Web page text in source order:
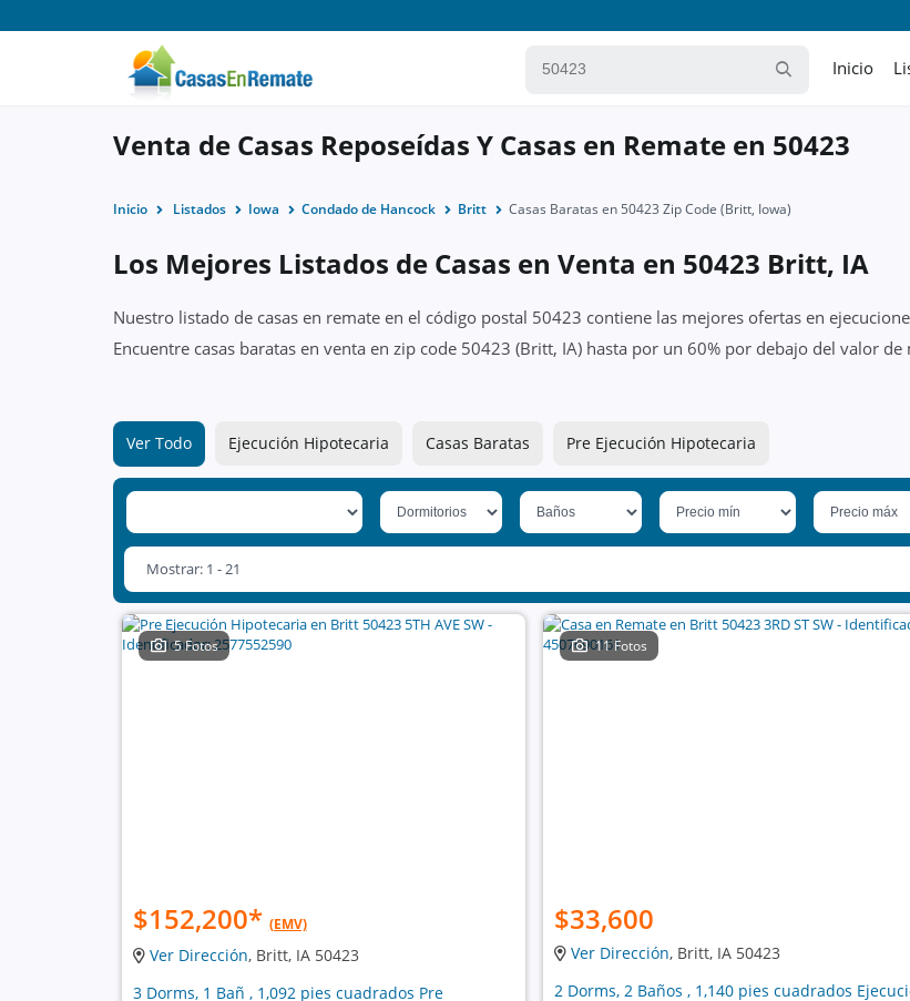
Inicio
Venta de Casas Reposeídas Y Casas en Remate en 50423
Inicio Listados Iowa Condado de Hancock Britt Casas Baratas en 50423 Zip Code (Britt, Iowa)
Los Mejores Listados de Casas en Venta en 50423 Britt, IA
Nuestro listado de casas en remate en el código postal 50423 contiene las mejores ofertas en
Encuentre casas baratas en venta en zip code 50423 (Britt, IA) hasta por un 60% por debajo del valor
Ver Todo Ejecución Hipotecaria Casas Baratas Pre Ejecución Hipotecaria
Mostrar: 1 - 21
5 Fotos
$152,200* (EMV)
Ver Dirección, Britt, IA 50423
3 Dorms, 1 Bañ , 1,092 pies cuadrados Pre
11 Fotos
$33,600
Ver Dirección, Britt, IA 50423
2 Dorms, 2 Baños , 1,140 pies cuadrados